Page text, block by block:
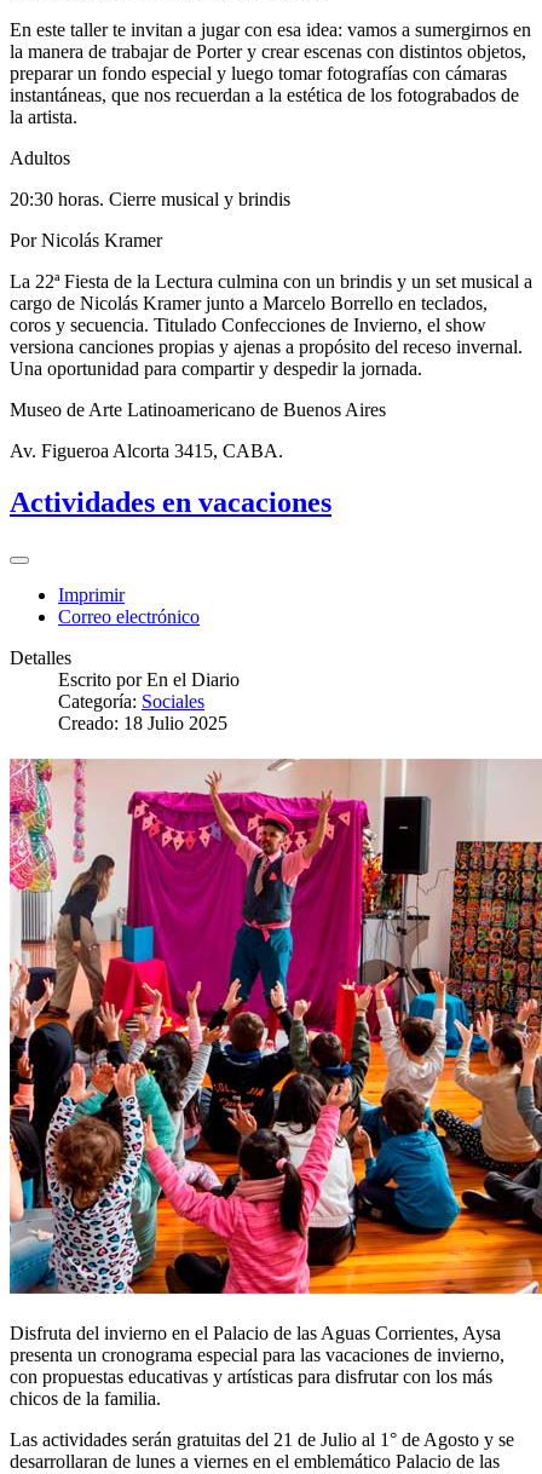
En este taller te invitan a jugar con esa idea: vamos a sumergirnos en
la manera de trabajar de Porter y crear escenas con distintos objetos,
preparar un fondo especial y luego tomar fotografías con cámaras
instantáneas, que nos recuerdan a la estética de los fotograbados de
la artista.
Adultos
20:30 horas. Cierre musical y brindis
Por Nicolás Kramer
La 22ª Fiesta de la Lectura culmina con un brindis y un set musical a
cargo de Nicolás Kramer junto a Marcelo Borrello en teclados,
coros y secuencia. Titulado Confecciones de Invierno, el show
versiona canciones propias y ajenas a propósito del receso invernal.
Una oportunidad para compartir y despedir la jornada.
Museo de Arte Latinoamericano de Buenos Aires
Av. Figueroa Alcorta 3415, CABA.
Actividades en vacaciones
Imprimir
Correo electrónico
Detalles
Escrito porEn el Diario
Categoría: Sociales
Creado: 18 Julio 2025
Disfruta del invierno en el Palacio de las Aguas Corrientes, Aysa
presenta un cronograma especial para las vacaciones de invierno,
con propuestas educativas y artísticas para disfrutar con los más
chicos de la familia.
Las actividades serán gratuitas del 21 de Julio al 1° de Agosto y se
desarrollaran de lunes a viernes en el emblemático Palacio de las